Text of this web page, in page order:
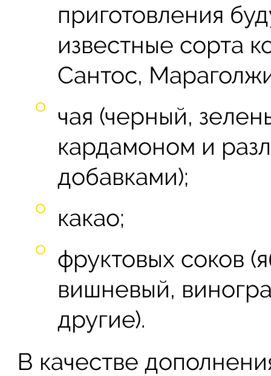
приготовления
известные сорта
Сантос,
чая (черный,
кардамоном и
добавками);
какао;
фруктовых соков
вишневый,
другие).
В качестве